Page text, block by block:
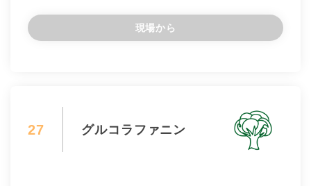
現場から
27 グルコラファニン